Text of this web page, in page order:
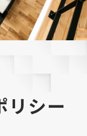
リシー